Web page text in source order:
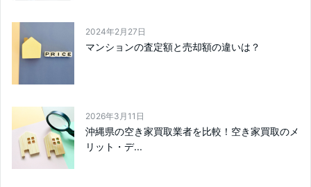
2024年2月27日
マンションの査定額と売却額の違いは？
2026年3月11日
沖縄県の空き家買取業者を比較！空き家買取のメ
リット・デ...